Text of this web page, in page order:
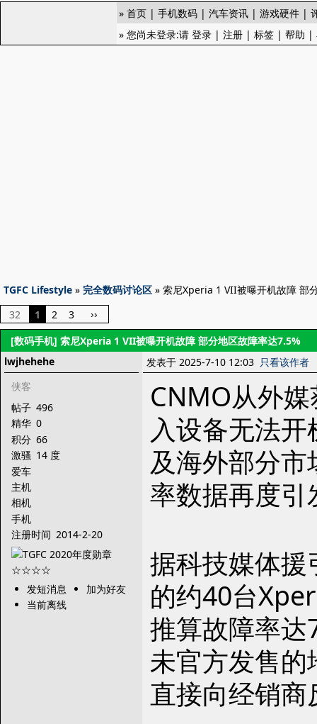
» 首页 | 手机数码 | 汽车资讯 | 游戏硬件 |
» 您尚未登录:请 登录 | 注册 | 标签 | 帮助 |
TGFC Lifestyle » 完全数码讨论区 » 索尼Xperia 1 VII被曝开机故障 部
32
1 2 3 ››
[数码手机] 索尼Xperia 1 VII被曝开机故障 部分地区故障率达7.5%
lwjhehehe
侠客
帖子 496
精华 0
积分 66
激骚 14 度
爱车
主机
相机
手机
注册时间 2014-2-20
发短消息
加为好友
当前离线
发表于 2025-7-10 12:03 只看该作者
CNMO从外
入设备无法
及海外部分
率数据再度引
据科技媒体
的约40台
推算故障率
未官方发售
直接向经销